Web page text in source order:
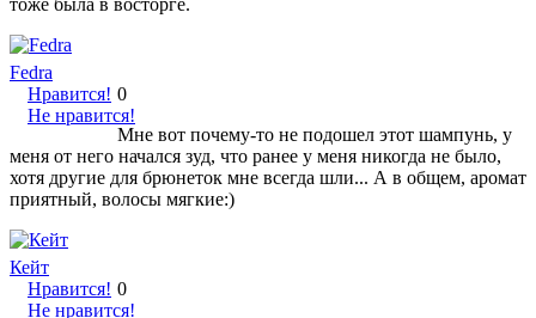
Fedra
Нравится!
Не нравится!
0
Мне вот почему-то не подошел этот шампунь, у
меня от него начался зуд, что ранее у меня никогда не было,
хотя другие для брюнеток мне всегда шли... А в общем, аромат
приятный, волосы мягкие:)
Кейт
Нравится!
Не нравится!
0